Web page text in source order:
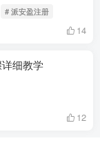
# 派安盈注册
14
细教学
12